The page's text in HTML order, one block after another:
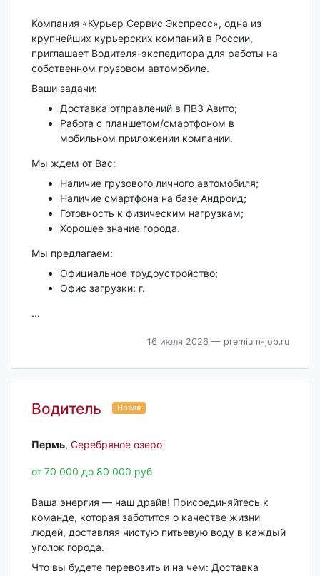
Компания «Курьер Сервис Экспресс», одна из
крупнейших курьерских компаний в России,
приглашает Водителя-экспедитора для работы на
собственном грузовом автомобиле.
Ваши задачи:
Доставка отправлений в ПВЗ Авито;
Работа с планшетом/смартфоном в
мобильном приложении компании.
Мы ждем от Вас:
Наличие грузового личного автомобиля;
Наличие смартфона на базе Андроид;
Готовность к физическим нагрузкам;
Хорошее знание города.
Мы предлагаем:
Официальное трудоустройство;
Офис загрузки: г.
...
16 июля 2026 — premium-job.ru
Водитель Новая
Пермь‎, Серебряное озеро
от 70 000 до 80 000 руб
Ваша энергия — наш драйв! Присоединяйтесь к
команде, которая заботится о качестве жизни
людей, доставляя чистую питьевую воду в каждый
уголок города.
Что вы будете перевозить и на чем: Доставка